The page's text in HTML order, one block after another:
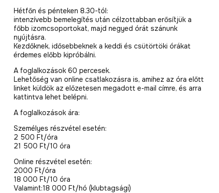
Hétfőn és pénteken 8.30-tól:
intenzívebb bemelegítés után célzottabban erősítjük a
főbb izomcsoportokat, majd negyed órát szánunk
nyújtásra.
Kezdőknek, idősebbeknek a keddi és csütörtöki órákat
érdemes előbb kipróbálni.
A foglalkozások 60 percesek.
Lehetőség van online csatlakozásra is, amihez az óra előtt
linket küldök az előzetesen megadott e-mail címre, és arra
kattintva lehet belépni.
A foglalkozások ára:
Személyes részvétel esetén:
2 500 Ft/óra
21 500 Ft/10 óra
Online részvétel esetén:
2000 Ft/óra
18 000 Ft/10 óra
Valamint:18 000 Ft/hó (klubtagsági)